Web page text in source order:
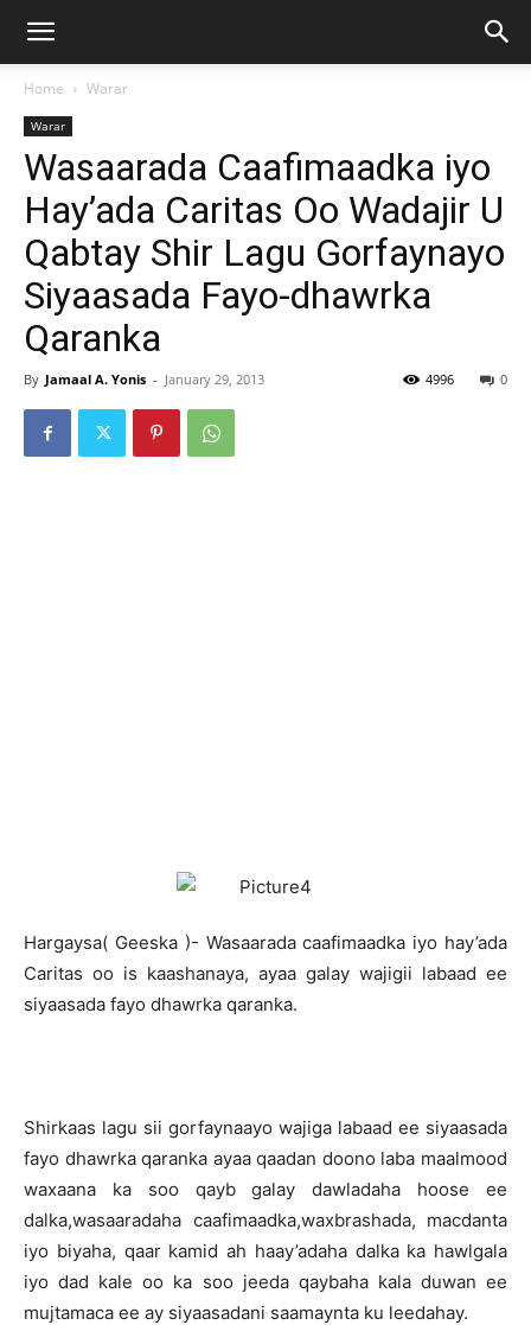
Home Warar
Warar
Wasaarada Caafimaadka iyo
Hay’ada Caritas Oo Wadajir U
Qabtay Shir Lagu Gorfaynayo
Siyaasada Fayo-dhawrka
Qaranka
By Jamaal A. Yonis - January 29, 2013 0
4996
Hargaysa( Geeska )- Wasaarada caafimaadka iyo hay’ada
Caritas oo is kaashanaya, ayaa galay wajigii labaad ee
siyaasada fayo dhawrka qaranka.
Shirkaas lagu sii gorfaynaayo wajiga labaad ee siyaasada
fayo dhawrka qaranka ayaa qaadan doono laba maalmood
waxaana ka soo qayb galay dawladaha hoose ee
dalka,wasaaradaha caafimaadka,waxbrashada, macdanta
iyo biyaha, qaar kamid ah haay’adaha dalka ka hawlgala
iyo dad kale oo ka soo jeeda qaybaha kala duwan ee
mujtamaca ee ay siyaasadani saamaynta ku leedahay.